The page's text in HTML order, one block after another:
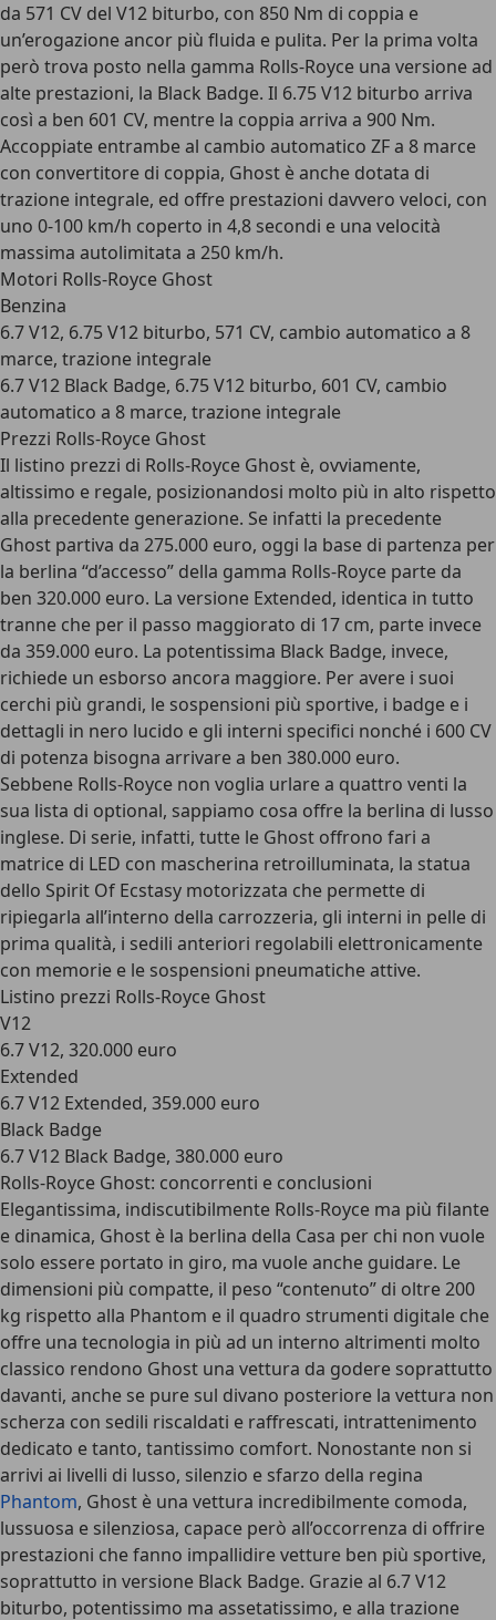
da 571 CV del V12 biturbo, con 850 Nm di coppia e
un’erogazione ancor più fluida e pulita. Per la prima volta
però trova posto nella gamma Rolls-Royce una versione ad
alte prestazioni, la Black Badge. Il 6.75 V12 biturbo arriva
così a ben 601 CV, mentre la coppia arriva a 900 Nm.
Accoppiate entrambe al cambio automatico ZF a 8 marce
con convertitore di coppia, Ghost è anche dotata di
trazione integrale, ed offre prestazioni davvero veloci, con
uno 0-100 km/h coperto in 4,8 secondi e una velocità
massima autolimitata a 250 km/h.
Motori Rolls-Royce Ghost
Benzina
6.7 V12, 6.75 V12 biturbo, 571 CV, cambio automatico a 8
marce, trazione integrale
6.7 V12 Black Badge, 6.75 V12 biturbo, 601 CV, cambio
automatico a 8 marce, trazione integrale
Prezzi Rolls-Royce Ghost
Il listino prezzi di Rolls-Royce Ghost è, ovviamente,
altissimo e regale, posizionandosi molto più in alto rispetto
alla precedente generazione. Se infatti la precedente
Ghost partiva da 275.000 euro, oggi la base di partenza per
la berlina “d’accesso” della gamma Rolls-Royce parte da
ben 320.000 euro. La versione Extended, identica in tutto
tranne che per il passo maggiorato di 17 cm, parte invece
da 359.000 euro. La potentissima Black Badge, invece,
richiede un esborso ancora maggiore. Per avere i suoi
cerchi più grandi, le sospensioni più sportive, i badge e i
dettagli in nero lucido e gli interni specifici nonché i 600 CV
di potenza bisogna arrivare a ben 380.000 euro.
Sebbene Rolls-Royce non voglia urlare a quattro venti la
sua lista di optional, sappiamo cosa offre la berlina di lusso
inglese. Di serie, infatti, tutte le Ghost offrono fari a
matrice di LED con mascherina retroilluminata, la statua
dello Spirit Of Ecstasy motorizzata che permette di
ripiegarla all’interno della carrozzeria, gli interni in pelle di
prima qualità, i sedili anteriori regolabili elettronicamente
con memorie e le sospensioni pneumatiche attive.
Listino prezzi Rolls-Royce Ghost
V12
6.7 V12, 320.000 euro
Extended
6.7 V12 Extended, 359.000 euro
Black Badge
6.7 V12 Black Badge, 380.000 euro
Rolls-Royce Ghost: concorrenti e conclusioni
Elegantissima, indiscutibilmente Rolls-Royce ma più filante
e dinamica, Ghost è la berlina della Casa per chi non vuole
solo essere portato in giro, ma vuole anche guidare. Le
dimensioni più compatte, il peso “contenuto” di oltre 200
kg rispetto alla Phantom e il quadro strumenti digitale che
offre una tecnologia in più ad un interno altrimenti molto
classico rendono Ghost una vettura da godere soprattutto
davanti, anche se pure sul divano posteriore la vettura non
scherza con sedili riscaldati e raffrescati, intrattenimento
dedicato e tanto, tantissimo comfort. Nonostante non si
arrivi ai livelli di lusso, silenzio e sfarzo della regina
Phantom, Ghost è una vettura incredibilmente comoda,
lussuosa e silenziosa, capace però all’occorrenza di offrire
prestazioni che fanno impallidire vetture ben più sportive,
soprattutto in versione Black Badge. Grazie al 6.7 V12
biturbo, potentissimo ma assetatissimo, e alla trazione